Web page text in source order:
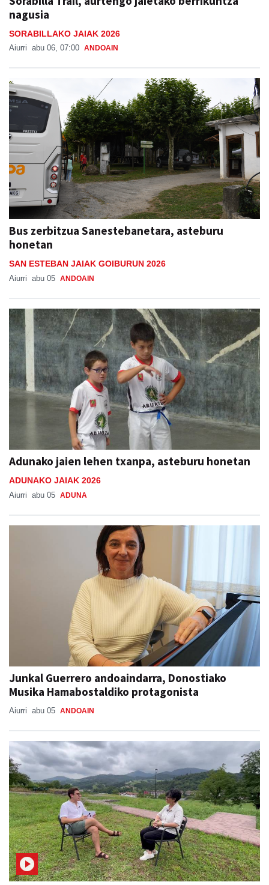
nagusia
SORABILLAKO JAIAK 2026
Aiurri abu 06, 07:00 ANDOAIN
Bus zerbitzua Sanestebanetara, asteburu
honetan
SAN ESTEBAN JAIAK GOIBURUN 2026
Aiurri abu 05 ANDOAIN
Adunako jaien lehen txanpa, asteburu honetan
ADUNAKO JAIAK 2026
Aiurri abu 05 ADUNA
Junkal Guerrero andoaindarra, Donostiako
Musika Hamabostaldiko protagonista
Aiurri abu 05 ANDOAIN